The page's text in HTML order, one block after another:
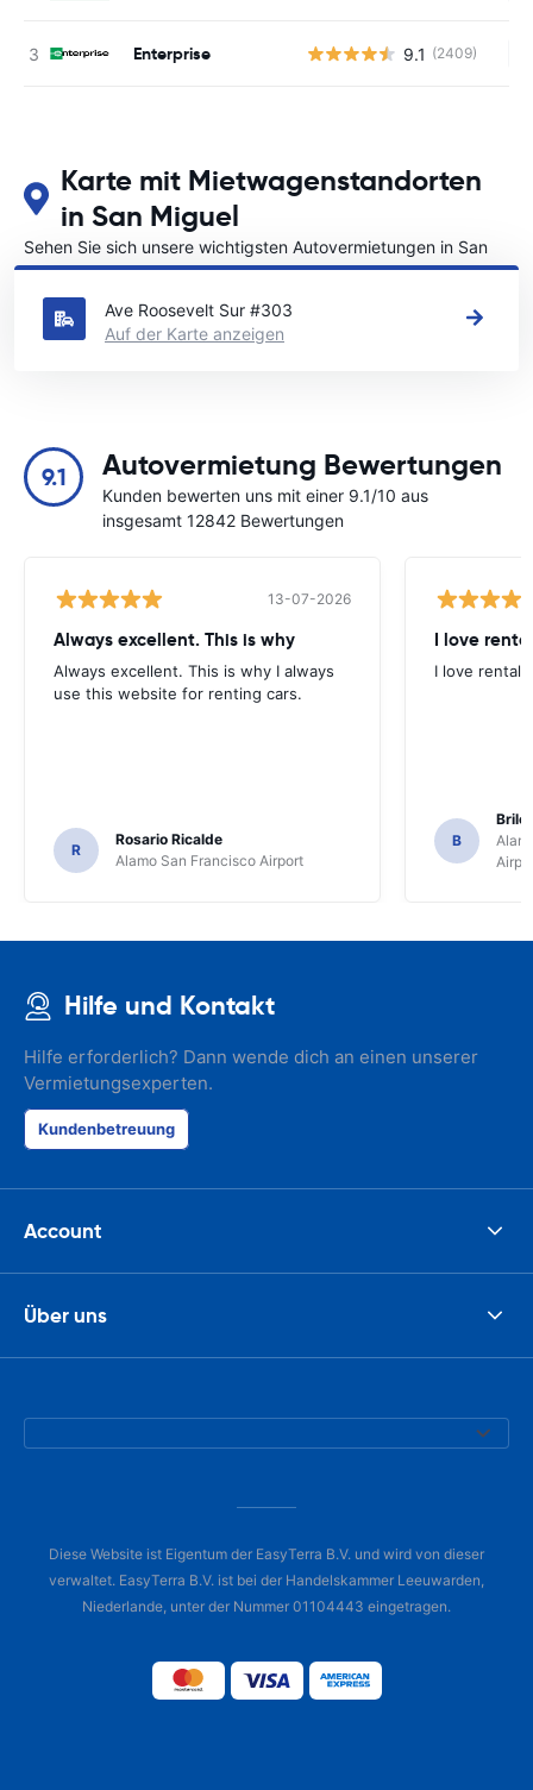
Enterprise 9.1 (2409)
Karte mit Mietwagenstandorten
in San Miguel
Sehen Sie sich unsere wichtigsten Autovermietungen in San
Miguel an
Ave Roosevelt Sur #303
Auf der Karte anzeigen
9.1 Autovermietung Bewertungen
Kunden bewerten uns mit einer 9.1/10 aus
insgesamt 12842 Bewertungen
13-07-2026
Always excellent. This is why
Always excellent. This is why I always
use this website for renting cars.
R
Rosario Ricalde
Alamo San Francisco Airport
I love
I love rental
B
Hilfe und Kontakt
Hilfe erforderlich? Dann wende dich an einen unserer
Vermietungsexperten.
Kundenbetreuung
Account
Über uns
Diese Website ist Eigentum der EasyTerra B.V. und wird von dieser
verwaltet. EasyTerra B.V. ist bei der Handelskammer Leeuwarden,
Niederlande, unter der Nummer 01104443 eingetragen.